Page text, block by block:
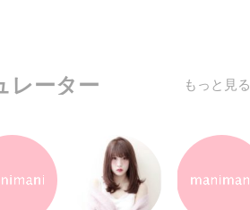
レーター もっと見る